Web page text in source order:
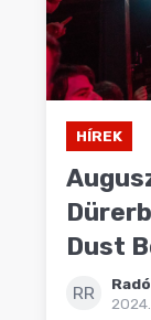
HÍREK
Dust
RR